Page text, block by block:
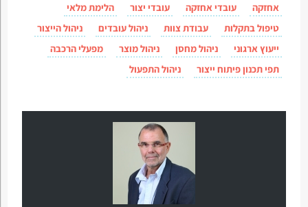
אחזקה
עובדי אחזקה עובדי יצור
הלימת מלאי
טיפול בתקלות
עבודת צוות ניהול עובדים
ניהול הייצור
ייעוץ ארגוני
ניהול מחסן ניהול מוצר
מפעלי הרכבה
תפי תכנון פיתוח ייצור
ניהול התפעול